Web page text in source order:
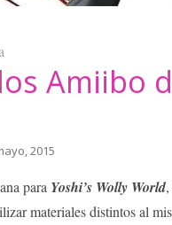
Amiibo
2015
para Yoshi’s Wolly World
materiales distintos al